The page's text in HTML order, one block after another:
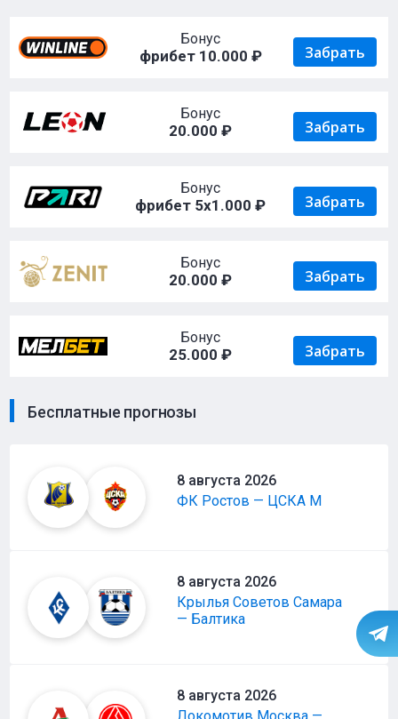
Бонус
фрибет 10.000 ₽ Забрать
Бонус
20.000 ₽ Забрать
Бонус
фрибет 5х1.000 ₽ Забрать
Бонус
20.000 ₽ Забрать
Бонус
25.000 ₽ Забрать
Бесплатные прогнозы
8 августа 2026
ФК Ростов — ЦСКА М
8 августа 2026
Крылья Советов Самара
— Балтика
8 августа 2026